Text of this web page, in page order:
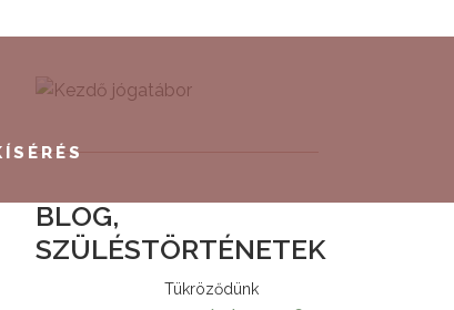
BLOG,
SZÜLÉSTÖRTÉNETEK
Tükröződünk